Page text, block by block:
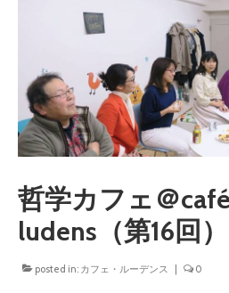
Toys’ Campusとは
予約・料金・アクセ
営業時間
貸し切りでのご利用
イベント
NEWS
おもちゃの紹介
哲学カフェ＠café
ludens（第16回
posted in: カフェ・ルーデンス 0